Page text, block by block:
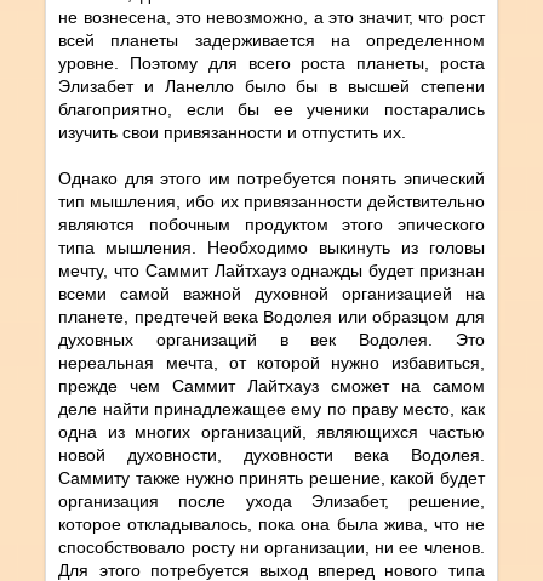
не вознесена, это невозможно, а это значит, что рост
всей планеты задерживается на определенном
уровне. Поэтому для всего роста планеты, роста
Элизабет и Ланелло было бы в высшей степени
благоприятно, если бы ее ученики постарались
изучить свои привязанности и отпустить их.
Однако для этого им потребуется понять эпический
тип мышления, ибо их привязанности действительно
являются побочным продуктом этого эпического
типа мышления. Необходимо выкинуть из головы
мечту, что Саммит Лайтхауз однажды будет признан
всеми самой важной духовной организацией на
планете, предтечей века Водолея или образцом для
духовных организаций в век Водолея. Это
нереальная мечта, от которой нужно избавиться,
прежде чем Саммит Лайтхауз сможет на самом
деле найти принадлежащее ему по праву место, как
одна из многих организаций, являющихся частью
новой духовности, духовности века Водолея.
Саммиту также нужно принять решение, какой будет
организация после ухода Элизабет, решение,
которое откладывалось, пока она была жива, что не
способствовало росту ни организации, ни ее членов.
Для этого потребуется выход вперед нового типа